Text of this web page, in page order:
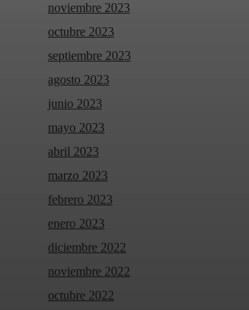
noviembre 2023
octubre 2023
septiembre 2023
agosto 2023
junio 2023
mayo 2023
abril 2023
marzo 2023
febrero 2023
enero 2023
diciembre 2022
noviembre 2022
octubre 2022